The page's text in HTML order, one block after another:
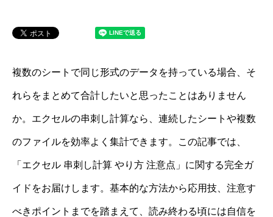
複数のシートで同じ形式のデータを持っている場合、そ
れらをまとめて合計したいと思ったことはありません
か。エクセルの串刺し計算なら、連続したシートや複数
のファイルを効率よく集計できます。この記事では、
「エクセル 串刺し計算 やり方 注意点」に関する完全ガ
イドをお届けします。基本的な方法から応用技、注意す
べきポイントまでを踏まえて、読み終わる頃には自信を